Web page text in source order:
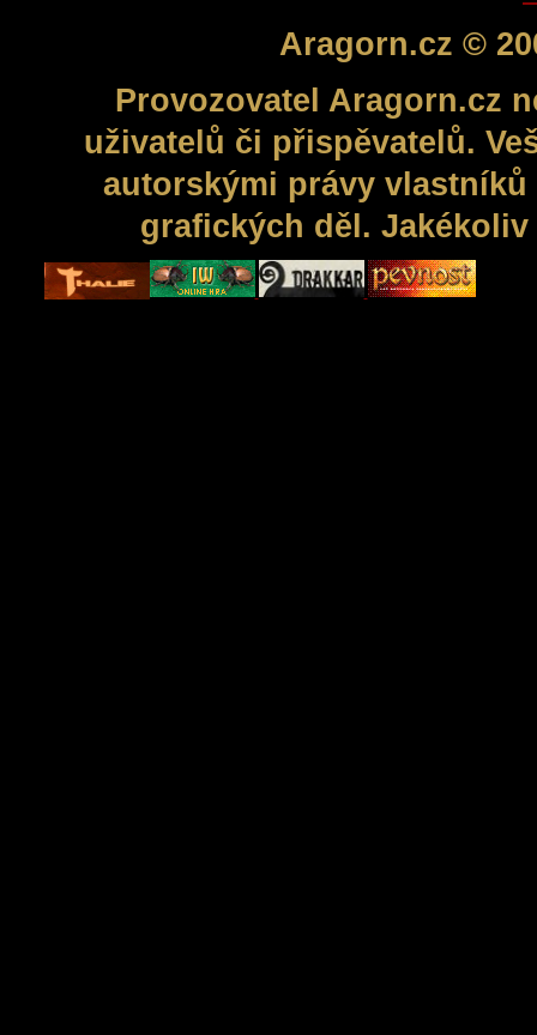
Aragorn.cz ©
Provozovatel Aragorn.cz
uživatelů či přispěvatelů.
autorskými právy
grafických děl.